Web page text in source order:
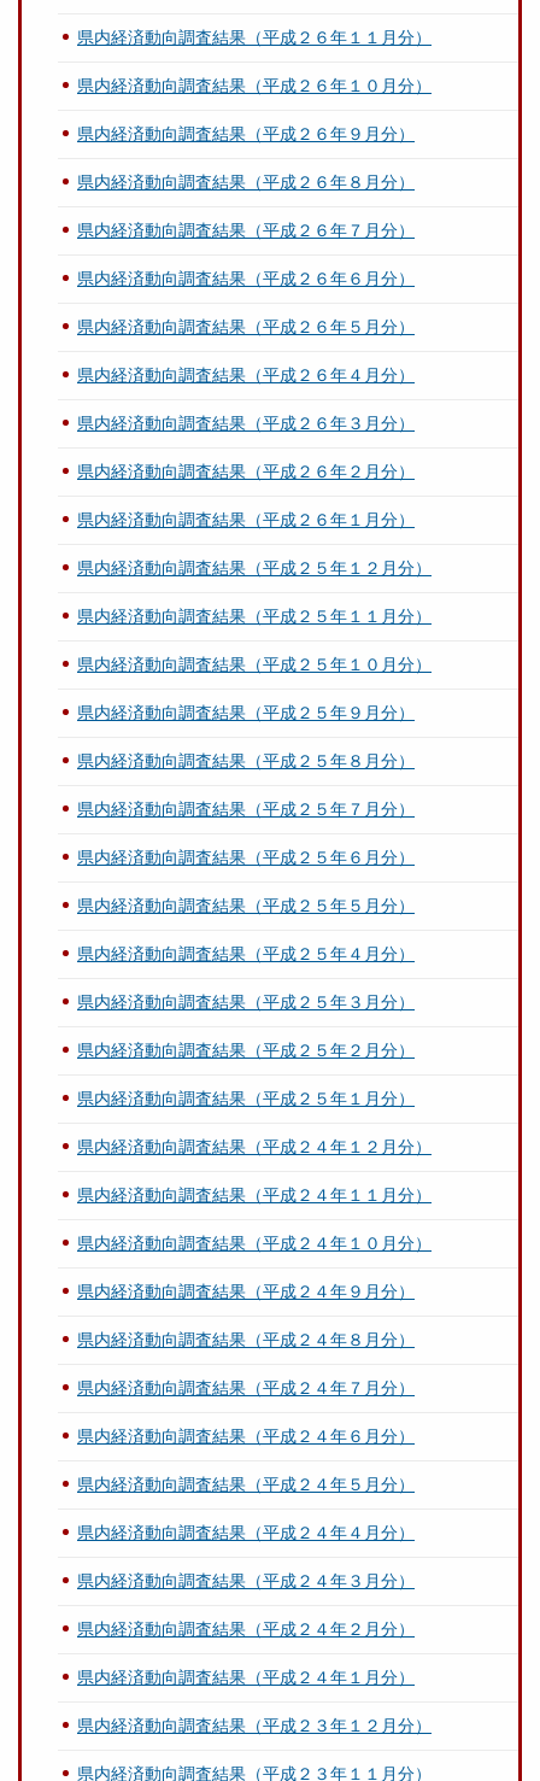
県内経済動向調査結果（平成２６年１１月分）
県内経済動向調査結果（平成２６年１０月分）
県内経済動向調査結果（平成２６年９月分）
県内経済動向調査結果（平成２６年８月分）
県内経済動向調査結果（平成２６年７月分）
県内経済動向調査結果（平成２６年６月分）
県内経済動向調査結果（平成２６年５月分）
県内経済動向調査結果（平成２６年４月分）
県内経済動向調査結果（平成２６年３月分）
県内経済動向調査結果（平成２６年２月分）
県内経済動向調査結果（平成２６年１月分）
県内経済動向調査結果（平成２５年１２月分）
県内経済動向調査結果（平成２５年１１月分）
県内経済動向調査結果（平成２５年１０月分）
県内経済動向調査結果（平成２５年９月分）
県内経済動向調査結果（平成２５年８月分）
県内経済動向調査結果（平成２５年７月分）
県内経済動向調査結果（平成２５年６月分）
県内経済動向調査結果（平成２５年５月分）
県内経済動向調査結果（平成２５年４月分）
県内経済動向調査結果（平成２５年３月分）
県内経済動向調査結果（平成２５年２月分）
県内経済動向調査結果（平成２５年１月分）
県内経済動向調査結果（平成２４年１２月分）
県内経済動向調査結果（平成２４年１１月分）
県内経済動向調査結果（平成２４年１０月分）
県内経済動向調査結果（平成２４年９月分）
県内経済動向調査結果（平成２４年８月分）
県内経済動向調査結果（平成２４年７月分）
県内経済動向調査結果（平成２４年６月分）
県内経済動向調査結果（平成２４年５月分）
県内経済動向調査結果（平成２４年４月分）
県内経済動向調査結果（平成２４年３月分）
県内経済動向調査結果（平成２４年２月分）
県内経済動向調査結果（平成２４年１月分）
県内経済動向調査結果（平成２３年１２月分）
県内経済動向調査結果（平成２３年１１月分）